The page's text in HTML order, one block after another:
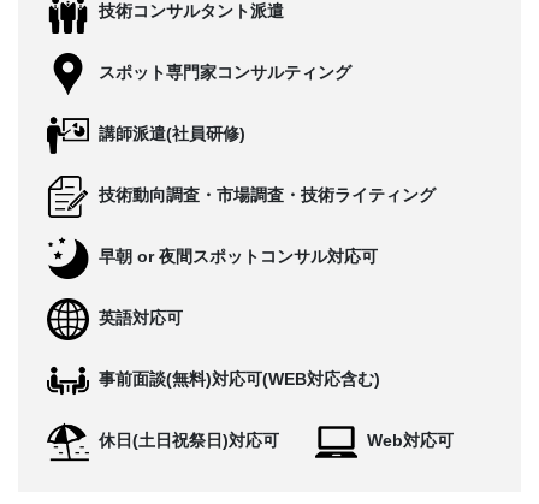
技術コンサルタント派遣
スポット専門家コンサルティング
講師派遣(社員研修)
技術動向調査・市場調査・技術ライティング
早朝 or 夜間スポットコンサル対応可
英語対応可
事前面談(無料)対応可(WEB対応含む)
休日(土日祝祭日)対応可 Web対応可